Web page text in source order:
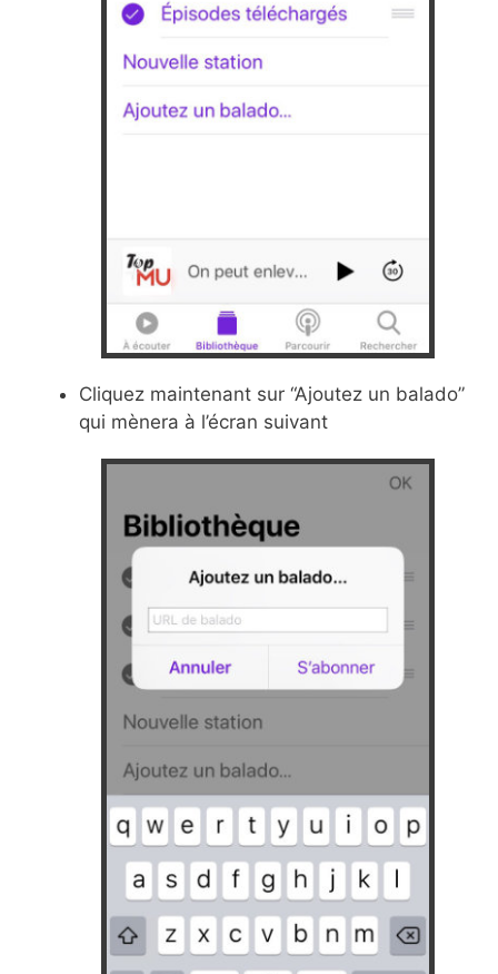
Cliquez maintenant sur “Ajoutez un balado”
qui mènera à l’écran suivant